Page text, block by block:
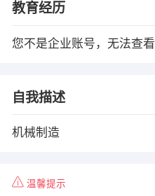
教育经历
您不是企业账号，无法查看
自我描述
机械制造
温馨提示